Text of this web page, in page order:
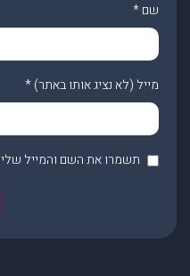
שם*
מייל (לא נציג אותו באתר)*
תשמרו את השם והמייל שלי